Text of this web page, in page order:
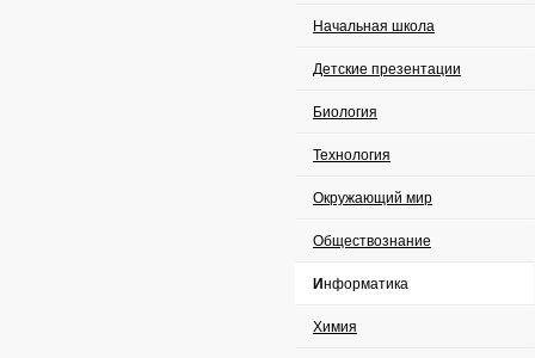
Начальная школа
Детские презентации
Биология
Технология
Окружающий мир
Обществознание
Информатика
Химия